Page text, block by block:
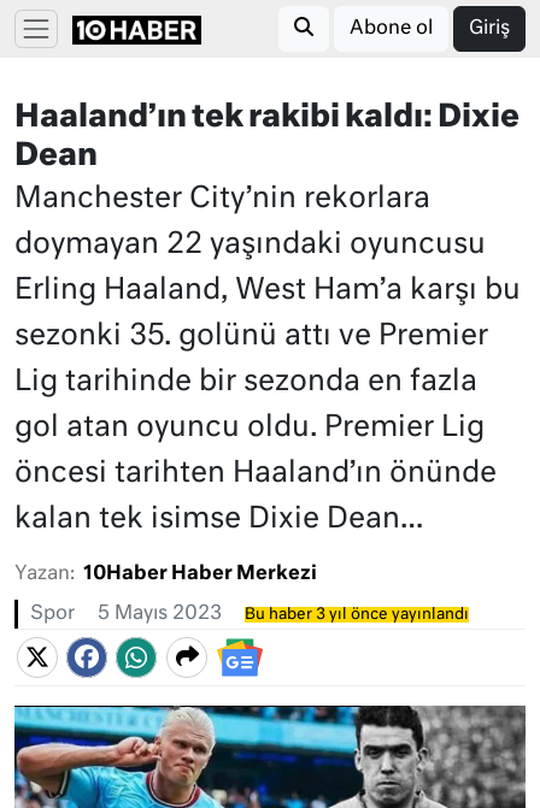
Abone ol Giriş
Haaland’ın tek rakibi kaldı: Dixie
Dean
Manchester City’nin rekorlara
doymayan 22 yaşındaki oyuncusu
Erling Haaland, West Ham’a karşı bu
sezonki 35. golünü attı ve Premier
Lig tarihinde bir sezonda en fazla
gol atan oyuncu oldu. Premier Lig
öncesi tarihten Haaland’ın önünde
kalan tek isimse Dixie Dean…
Yazan: 10Haber Haber Merkezi
Spor 5 Mayıs 2023 Bu haber 3 yıl önce yayınlandı